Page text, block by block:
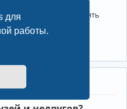
для
работы.
в этом случае принять